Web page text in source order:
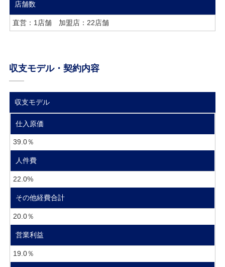
店舗数
直営：1店舗 加盟店：22店舗
収支モデル・契約内容
収支モデル
仕入原価
39.0％
人件費
22.0%
その他経費合計
20.0％
営業利益
19.0％